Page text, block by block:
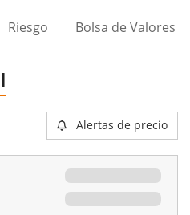
Riesgo Bolsa de Valores
Alertas de precio